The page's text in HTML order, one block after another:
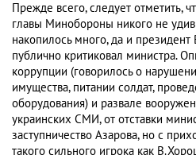
Прежде всего, следует отметить,
главы Минобороны никого не
накопилось много, да и
публично критиковал министра.
коррупции (говорилось о
имущества, питании солдат,
оборудования) и развале
украинских СМИ, от отставки
заступничество Азарова, но с
такого сильного игрока как